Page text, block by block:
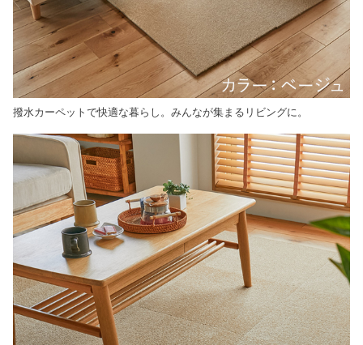
撥水カーペットで快適な暮らし。みんなが集まるリビングに。